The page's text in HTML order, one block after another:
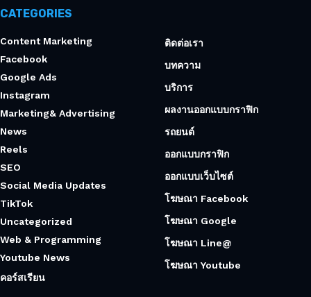
CATEGORIES
Content Marketing
Facebook
Google Ads
Instagram
Marketing& Advertising
News
Reels
SEO
Social Media Updates
TikTok
Uncategorized
Web & Programming
Youtube News
คอร์สเรียน
ติดต่อเรา
บทความ
บริการ
ผลงานออกแบบกราฟิก
รถยนต์
ออกแบบกราฟิก
ออกแบบเว็บไซต์
โฆษณา Facebook
โฆษณา Google
โฆษณา Line@
โฆษณา Youtube